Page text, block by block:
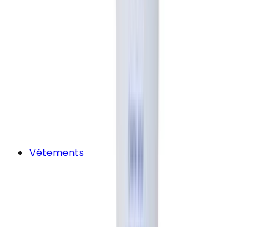
Vêtements